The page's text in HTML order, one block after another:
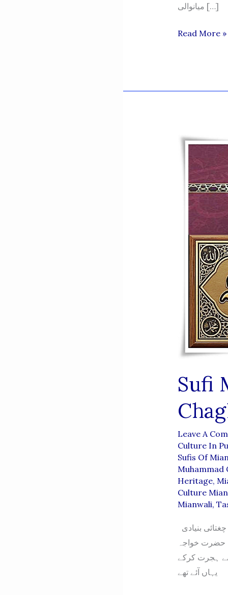
میانوالی […]
HAZRAT
KAZMI
Read More »
Sufi
Leave A
Culture In
Sufis Of
Muhammad
Heritage,
Culture
Mianwali,
حضرت خواجہ
سے ہجرت کرکے
یہاں آئے تھے